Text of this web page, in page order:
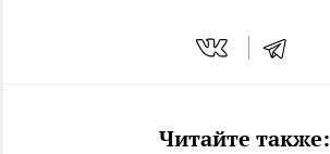
Читайте также: